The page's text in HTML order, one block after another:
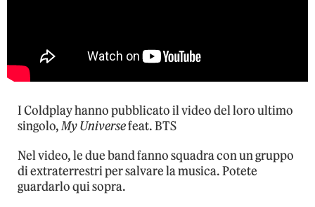
I Coldplay hanno pubblicato il video del loro ultimo
singolo,My Universefeat. BTS
Nel video, le due band fanno squadra con un gruppo
di extraterrestri per salvare la musica. Potete
guardarlo qui sopra.